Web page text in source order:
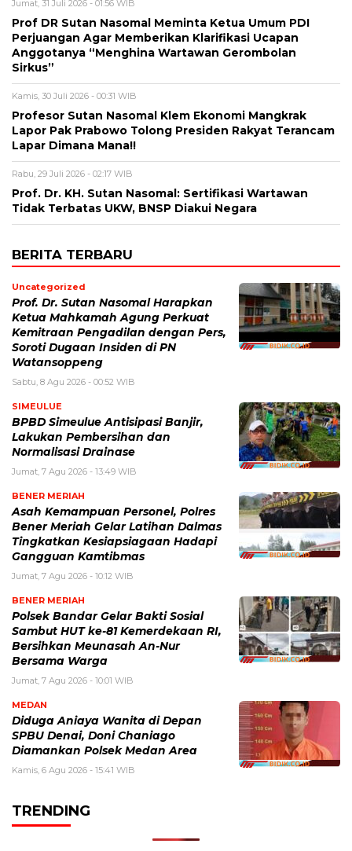
Jumat, 31 Juli 2026 - 01:56 WIB
Prof DR Sutan Nasomal Meminta Ketua Umum PDI
Perjuangan Agar Memberikan Klarifikasi Ucapan
Anggotanya “Menghina Wartawan Gerombolan
Sirkus”
Kamis, 30 Juli 2026 - 00:31 WIB
Profesor Sutan Nasomal Klem Ekonomi Mangkrak
Lapor Pak Prabowo Tolong Presiden Rakyat Terancam
Lapar Dimana Mana!!
Rabu, 29 Juli 2026 - 02:17 WIB
Prof. Dr. KH. Sutan Nasomal: Sertifikasi Wartawan
Tidak Terbatas UKW, BNSP Diakui Negara
BERITA TERBARU
Uncategorized
Prof. Dr. Sutan Nasomal Harapkan
Ketua Mahkamah Agung Perkuat
Kemitraan Pengadilan dengan Pers,
Soroti Dugaan Insiden di PN
Watansoppeng
Sabtu, 8 Agu 2026 - 00:52 WIB
SIMEULUE
BPBD Simeulue Antisipasi Banjir,
Lakukan Pembersihan dan
Normalisasi Drainase
Jumat, 7 Agu 2026 - 13:49 WIB
BENER MERIAH
Asah Kemampuan Personel, Polres
Bener Meriah Gelar Latihan Dalmas
Tingkatkan Kesiapsiagaan Hadapi
Gangguan Kamtibmas
Jumat, 7 Agu 2026 - 10:12 WIB
BENER MERIAH
Polsek Bandar Gelar Bakti Sosial
Sambut HUT ke-81 Kemerdekaan RI,
Bersihkan Meunasah An-Nur
Bersama Warga
Jumat, 7 Agu 2026 - 10:01 WIB
MEDAN
Diduga Aniaya Wanita di Depan
SPBU Denai, Doni Chaniago
Diamankan Polsek Medan Area
Kamis, 6 Agu 2026 - 15:41 WIB
TRENDING